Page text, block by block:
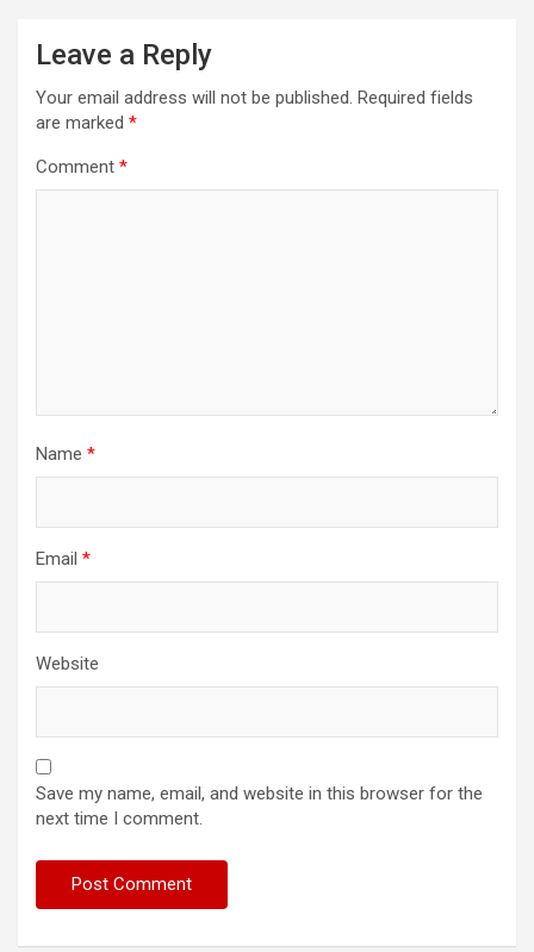
Leave a Reply
Your email address will not be published. Required fields
are marked *
Comment *
Name *
Email *
Website
Save my name, email, and website in this browser for the
next time I comment.